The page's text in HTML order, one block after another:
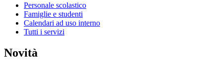
Personale scolastico
Famiglie e studenti
Calendari ad uso interno
Tutti i servizi
Novità